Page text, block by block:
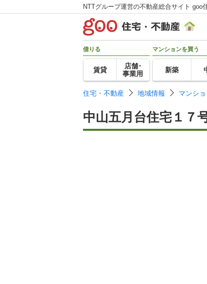
NTTグループ運営の不動産総合サイト goo
借りる
賃貸
店舗･
事業用
マンションを買う
新築
住宅・不動産 地域情報 マンシ
中山五月台住宅１７